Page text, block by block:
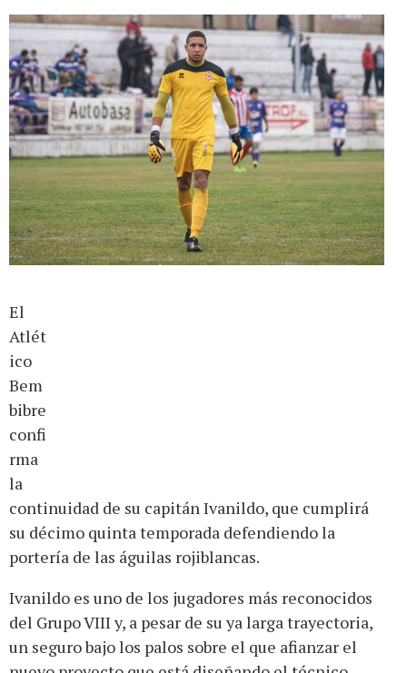
El
Atlét
ico
Bem
bibre
confi
rma
la
continuidad de su capitán Ivanildo, que cumplirá
su décimo quinta temporada defendiendo la
portería de las águilas rojiblancas.
Ivanildo es uno de los jugadores más reconocidos
del Grupo VIII y, a pesar de su ya larga trayectoria,
un seguro bajo los palos sobre el que afianzar el